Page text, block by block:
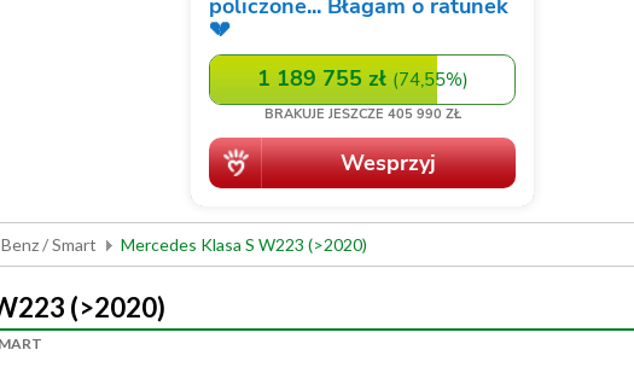
/ Smart Mercedes Klasa S W223 (>2020)
(>2020)